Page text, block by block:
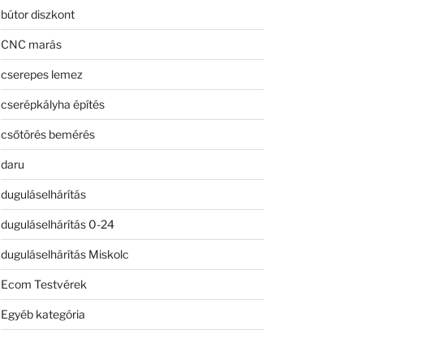
bútor diszkont
CNC marás
cserepes lemez
cserépkályha építés
csőtörés bemérés
daru
duguláselhárítás
duguláselhárítás 0-24
duguláselhárítás Miskolc
Ecom Testvérek
Egyéb kategória